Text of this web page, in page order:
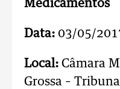
Medicamentos
Data: 03/05/
Local: Câmara
Grossa –